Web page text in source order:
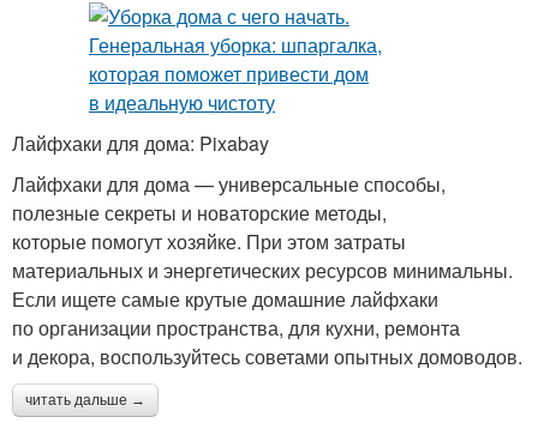
Лайфхаки для дома: Pixabay
Лайфхаки для дома — универсальные способы,
полезные секреты и новаторские методы,
которые помогут хозяйке. При этом затраты
материальных и энергетических ресурсов минимальны.
Если ищете самые крутые домашние лайфхаки
по организации пространства, для кухни, ремонта
и декора, воспользуйтесь советами опытных домоводов.
читать дальше →